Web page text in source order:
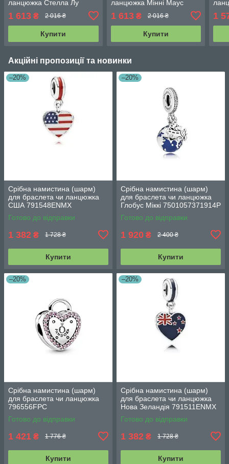
ланцюжка Стелла Лу
1 613 ₴ 2 016 ₴
Купити
ланцюжка Мінні Маус
1 613₴ 2 016 ₴
Купити
1
Акційні пропозиції та новинки
–20%
Срібна намистина (шарм)
для браслета чи ланцюжка
США 791548ENMX
Готово до відправки
1 382 ₴ 1 728 ₴
Купити
–20%
Срібна намистина (шарм)
для браслета чи ланцюжка
Глобус Міккі 7501057371914P
Готово до відправки
1 920 ₴ 2 400 ₴
Купити
–20%
Срібна намистина (шарм)
для браслета чи ланцюжка
796556FPC
Готово до відправки
1 421 ₴ 1 776 ₴
Купити
–20%
Срібна намистина (шарм)
для браслета чи ланцюжка
Нова Зеландія 791511ENMX
Готово до відправки
1 382 ₴ 1 728 ₴
Купити